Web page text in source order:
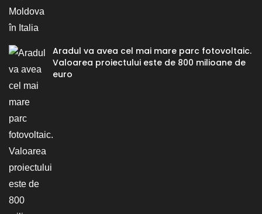
Aradul va avea cel mai mare parc fotovoltaic.
Valoarea proiectului este de 800 milioane de
euro